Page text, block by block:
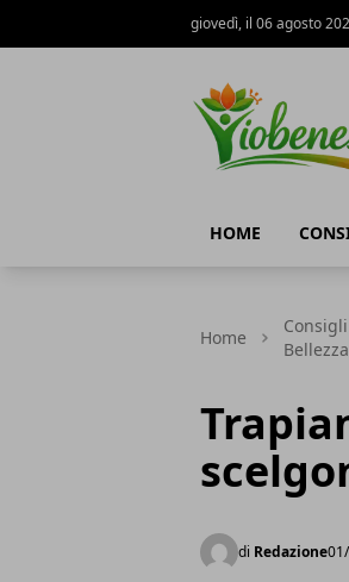
giovedì, il 06 agosto
HOME
Home
Bellezza
di Redazione